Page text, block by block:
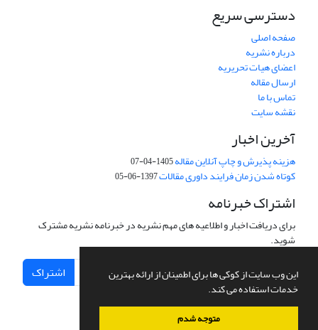
این وب سایت از کوکی ها برای اطمینان از ارائه بهترین
خدمات استفاده می کند.
متوجه شدم
دسترسی سریع
صفحه اصلی
درباره نشریه
اعضای هیات تحریریه
ارسال مقاله
تماس با ما
نقشه سایت
آخرین اخبار
هزینه پذیرش و چاپ آنلاین مقاله1405-04-07
کوتاه شدن زمان فرایند داوری مقالات1397-06-05
اشتراک خبرنامه
برای دریافت اخبار و اطلاعیه های مهم نشریه در خبرنامه نشریه مشترک
شوید.
اشتراک